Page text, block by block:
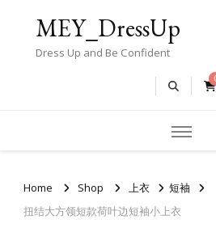
MEY_DressUp
Dress Up and Be Confident
Home Shop 上衣
短袖
扭结大方领短款荷叶边短袖小上衣